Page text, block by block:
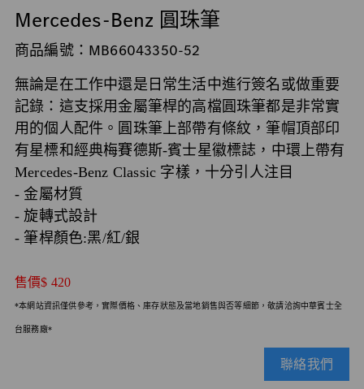
Mercedes-Benz 圓珠筆
商品編號：MB66043350-52
無論是在工作中還是日常生活中進行簽名或做重要
記錄：這支採用金屬筆桿的高檔圓珠筆都是非常實
用的個人配件。圓珠筆上部帶有條紋，筆帽頂部印
有星標和經典梅賽德斯-賓士星徽標誌，中環上帶有
Mercedes-Benz Classic 字樣，十分引人注目
- 金屬材質
- 旋轉式設計
- 筆桿顏色:黑/紅/銀
售價$ 420
*本網站資訊僅供參考，實際價格、庫存狀態及當地銷售與否等細節，敬請洽詢中華賓士全
台服務廠*
聯絡我們